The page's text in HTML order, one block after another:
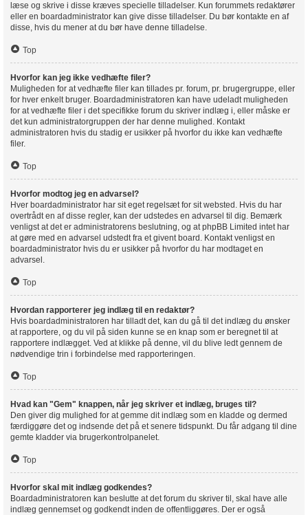
læse og skrive i disse kræves specielle tilladelser. Kun forummets redaktører
eller en boardadministrator kan give disse tilladelser. Du bør kontakte en af
disse, hvis du mener at du bør have denne tilladelse.
Top
Hvorfor kan jeg ikke vedhæfte filer?
Muligheden for at vedhæfte filer kan tillades pr. forum, pr. brugergruppe, eller
for hver enkelt bruger. Boardadministratoren kan have udeladt muligheden
for at vedhæfte filer i det specifikke forum du skriver indlæg i, eller måske er
det kun administratorgruppen der har denne mulighed. Kontakt
administratoren hvis du stadig er usikker på hvorfor du ikke kan vedhæfte
filer.
Top
Hvorfor modtog jeg en advarsel?
Hver boardadministrator har sit eget regelsæt for sit websted. Hvis du har
overtrådt en af disse regler, kan der udstedes en advarsel til dig. Bemærk
venligst at det er administratorens beslutning, og at phpBB Limited intet har
at gøre med en advarsel udstedt fra et givent board. Kontakt venligst en
boardadministrator hvis du er usikker på hvorfor du har modtaget en
advarsel.
Top
Hvordan rapporterer jeg indlæg til en redaktør?
Hvis boardadministratoren har tilladt det, kan du gå til det indlæg du ønsker
at rapportere, og du vil på siden kunne se en knap som er beregnet til at
rapportere indlægget. Ved at klikke på denne, vil du blive ledt gennem de
nødvendige trin i forbindelse med rapporteringen.
Top
Hvad kan "Gem" knappen, når jeg skriver et indlæg, bruges til?
Den giver dig mulighed for at gemme dit indlæg som en kladde og dermed
færdiggøre det og indsende det på et senere tidspunkt. Du får adgang til dine
gemte kladder via brugerkontrolpanelet.
Top
Hvorfor skal mit indlæg godkendes?
Boardadministratoren kan beslutte at det forum du skriver til, skal have alle
indlæg gennemset og godkendt inden de offentliggøres. Der er også